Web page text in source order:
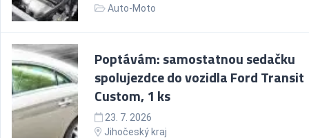
Auto-Moto
Poptávám: samostatnou sedačku
spolujezdce do vozidla Ford Transit
Custom, 1 ks
23. 7. 2026
Jihočeský kraj